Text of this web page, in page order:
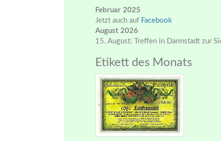
Februar 2025
Jetzt auch auf Facebook
August 2026
15. August: Treffen in Darmstadt zur
Etikett des Monats